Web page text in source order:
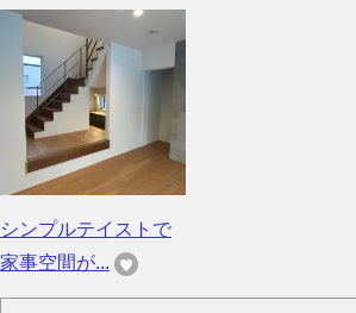
シンプルテイストで
家事空間が...